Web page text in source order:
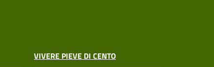
VIVERE PIEVE DI CENTO